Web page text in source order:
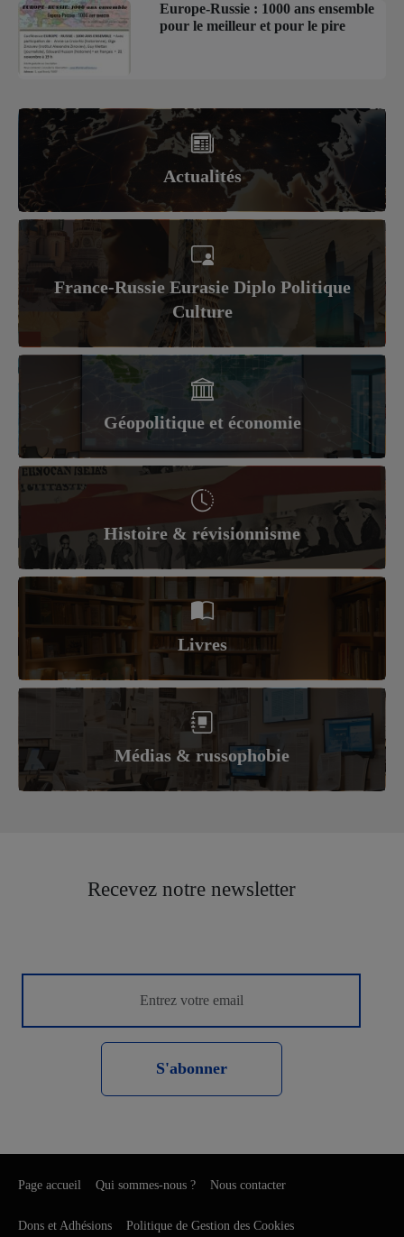
Europe-Russie : 1000 ans ensemble
pour le meilleur et pour le pire
Actualités
France-Russie Eurasie Diplo Politique
Culture
Géopolitique et économie
Histoire & révisionnisme
Livres
Médias & russophobie
Recevez notre newsletter
S'abonner
Page accueil Qui sommes-nous ? Nous contacter
Dons et Adhésions Politique de Gestion des Cookies